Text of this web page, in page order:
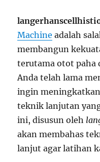
Machine adalah
membangun
terutama otot paha
Anda telah lama
ingin
teknik lanjutan
ini, disusun oleh
akan membahas
lanjut agar latihan